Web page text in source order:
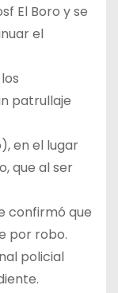
El Boro y se
el
patrullaje
en el lugar
que al ser
confirmó que
por robo.
policial